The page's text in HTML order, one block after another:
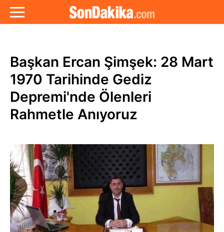
Başkan Ercan Şimşek: 28 Mart
1970 Tarihinde Gediz
Depremi'nde Ölenleri
Rahmetle Anıyoruz